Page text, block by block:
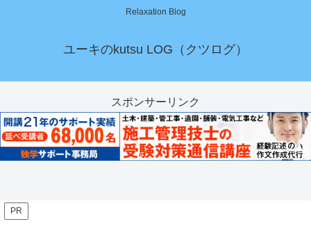
Relaxation Blog
ユーキのkutsu LOG（クツログ）
スポンサーリンク
PR